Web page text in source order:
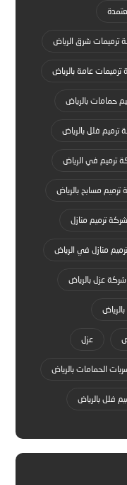
ترميمات شرق الرياض
عامة بالرياض
حمامات بالرياض
ترميم فلل بالرياض
ترميم في الرياض
ترميم مسابح بالرياض
شركة ترميم منازل
منازل في الرياض
شركة عزل بالرياض
عزل
الحمامات بالرياض
فلل بالرياض